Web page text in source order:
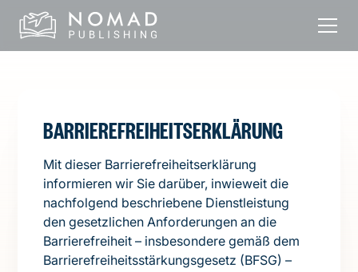
BARRIEREFREIHEITSERKLÄRUNG
Mit dieser Barrierefreiheitserklärung
informieren wir Sie darüber, inwieweit die
nachfolgend beschriebene Dienstleistung
den gesetzlichen Anforderungen an die
Barrierefreiheit – insbesondere gemäß dem
Barrierefreiheitsstärkungsgesetz (BFSG) –